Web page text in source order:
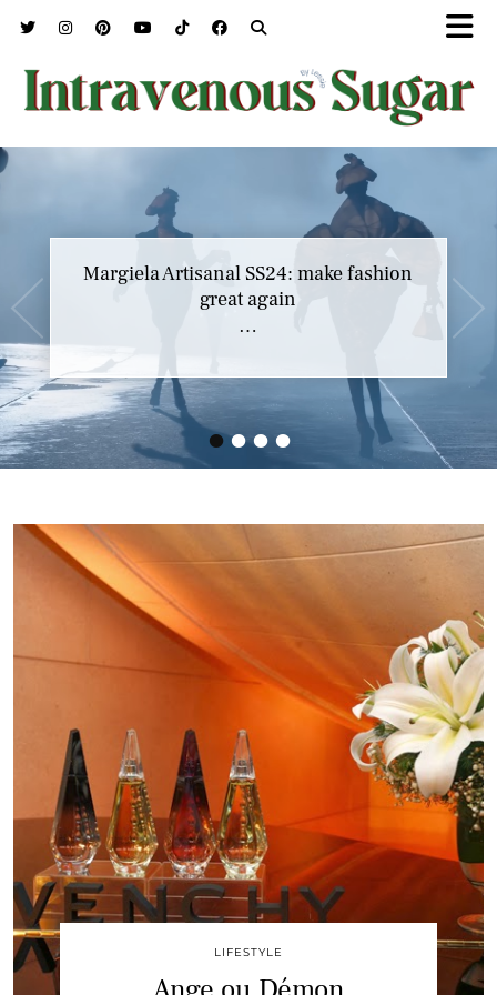
••••
Margiela Artisanal SS24: make fashion
great again
…
LIFESTYLE